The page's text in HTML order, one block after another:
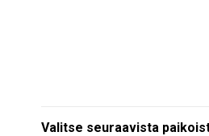
Valitse seuraavista